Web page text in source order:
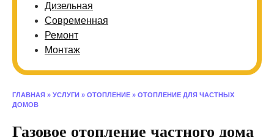
Дизельная
Современная
Ремонт
Монтаж
ГЛАВНАЯ » УСЛУГИ » ОТОПЛЕНИЕ » ОТОПЛЕНИЕ ДЛЯ ЧАСТНЫХ
ДОМОВ
Газовое отопление частного дома